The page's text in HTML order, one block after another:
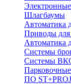
Шлагбаумы
Автоматика
Приводы для
Автоматика
Системы
Системы
ПО